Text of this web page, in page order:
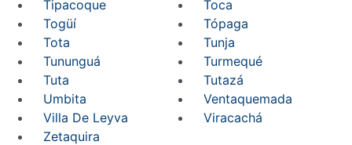
Tipacoque
Toca
Togüí
Tópaga
Tota
Tunja
Tununguá
Turmequé
Tuta
Tutazá
Umbita
Ventaquemada
Villa De Leyva
Viracachá
Zetaquira